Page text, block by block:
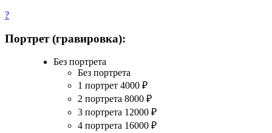
?
Портрет (гравировка):
Без портрета
Без портрета
1 портрет 4000 ₽
2 портрета 8000 ₽
3 портрета 12000 ₽
4 портрета 16000 ₽